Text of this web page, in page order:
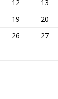
12 13
19 20
26 27